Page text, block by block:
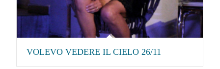
VOLEVO VEDERE IL CIELO 26/11